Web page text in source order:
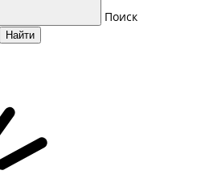
Поиск
Найти